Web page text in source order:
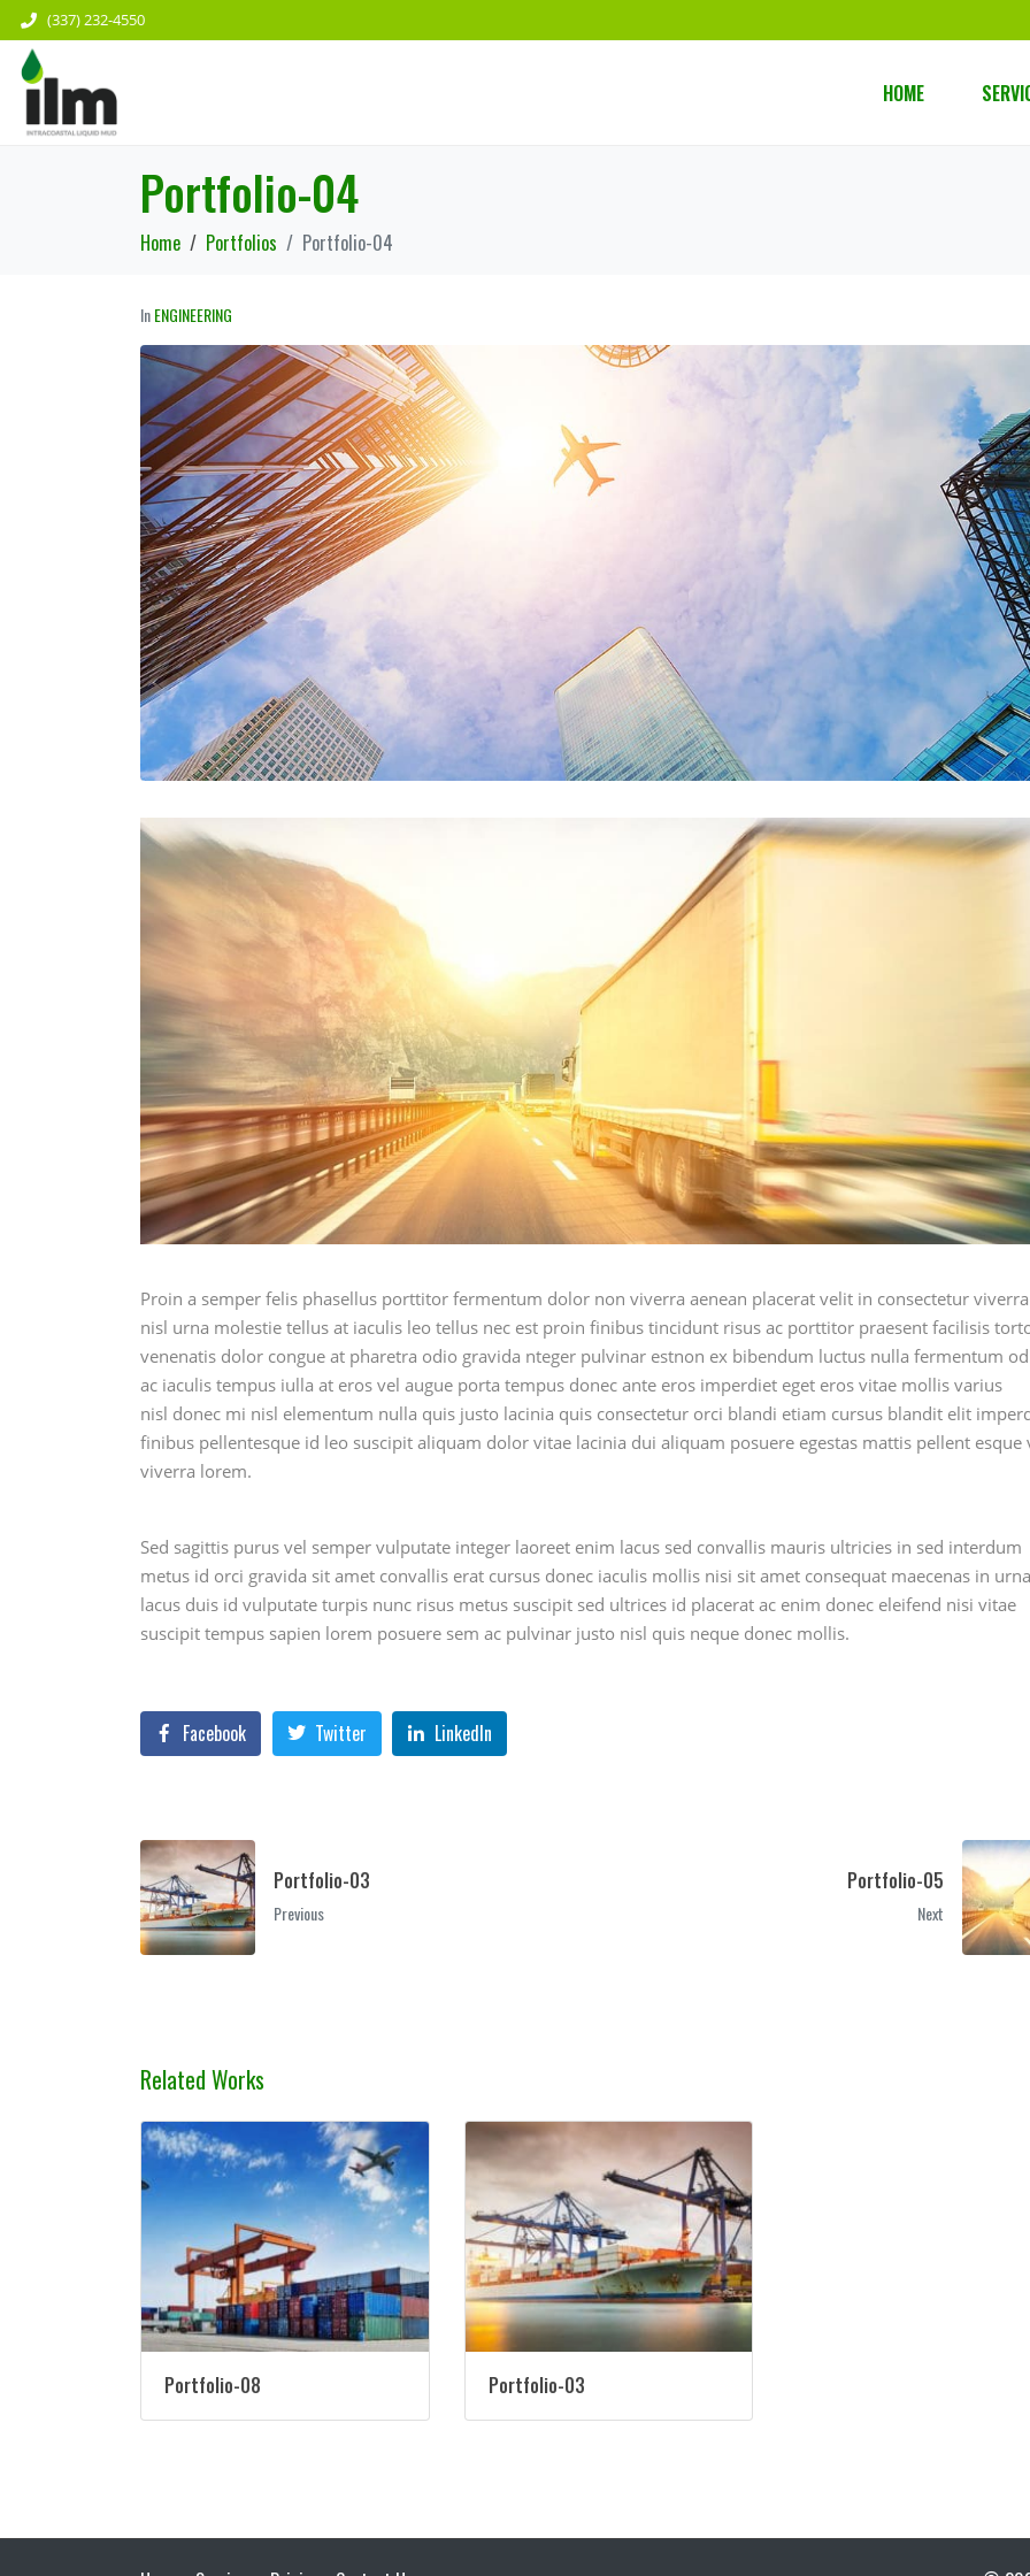
(337) 232-4550
HOME
Portfolio-04
Home Portfolios Portfolio-04
InENGINEERING
Proin a semper felis phasellus porttitor fermentum dolor non viverra aenean placerat velit in consectetur viverra
nisl urna molestie tellus at iaculis leo tellus nec est proin finibus tincidunt risus ac porttitor praesent facilisis
venenatis dolor congue at pharetra odio gravida nteger pulvinar estnon ex bibendum luctus nulla fermentum
ac iaculis tempus iulla at eros vel augue porta tempus donec ante eros imperdiet eget eros vitae mollis varius
nisl donec mi nisl elementum nulla quis justo lacinia quis consectetur orci blandi etiam cursus blandit elit
finibus pellentesque id leo suscipit aliquam dolor vitae lacinia dui aliquam posuere egestas mattis pellent esque
viverra lorem.
Sed sagittis purus vel semper vulputate integer laoreet enim lacus sed convallis mauris ultricies in sed interdum
metus id orci gravida sit amet convallis erat cursus donec iaculis mollis nisi sit amet consequat maecenas in urna
lacus duis id vulputate turpis nunc risus metus suscipit sed ultrices id placerat ac enim donec eleifend nisi vitae
suscipit tempus sapien lorem posuere sem ac pulvinar justo nisl quis neque donec mollis.
Facebook Twitter LinkedIn
Portfolio-03
Previous
Portfolio-05
Next
Related Works
Portfolio-08 Portfolio-03